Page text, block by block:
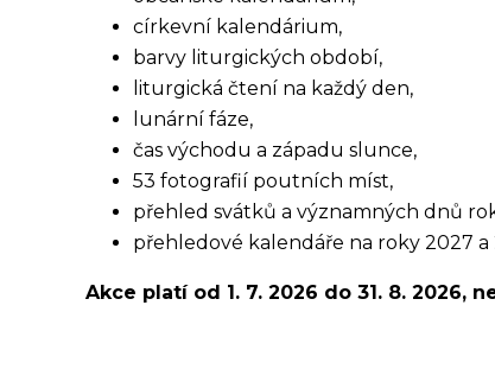
církevní kalendárium,
barvy liturgických období,
liturgická čtení na každý den,
lunární fáze,
čas východu a západu slunce,
53 fotografií poutních míst,
přehled svátků a významných dnů
přehledové kalendáře na roky 2027 a
Akce platí od 1. 7. 2026 do 31. 8. 2026,